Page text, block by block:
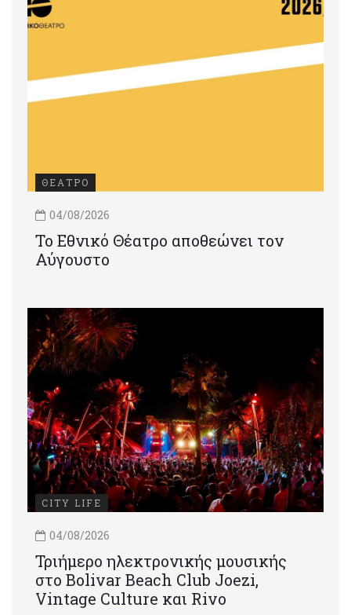
ΘΕΑΤΡΟ
04/08/2026
Το Εθνικό Θέατρο αποθεώνει τον
Αύγουστο
CITY LIFE
04/08/2026
Τριήμερο ηλεκτρονικής μουσικής
στο Bolivar Beach Club Joezi,
Vintage Culture και Rivo